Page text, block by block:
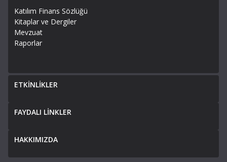
Katılım Finans Sözlüğü
Kitaplar ve Dergiler
Mevzuat
Raporlar
ETKİNLİKLER
FAYDALI LİNKLER
HAKKIMIZDA